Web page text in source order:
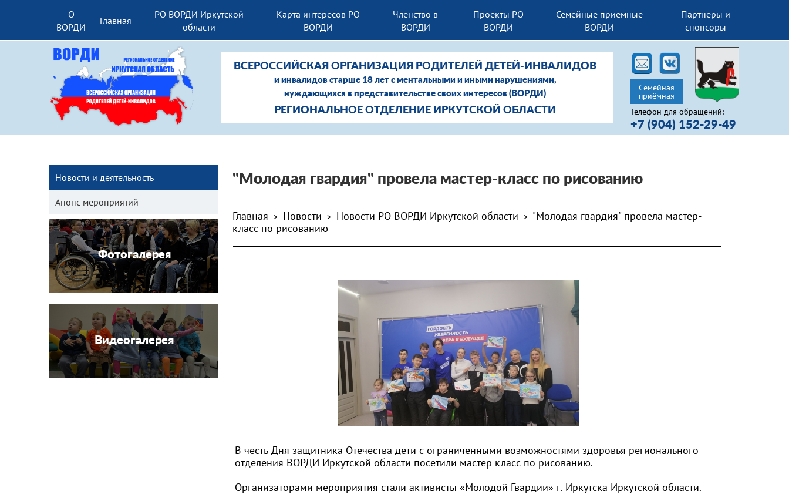
О
ВОРДИ
Главная
РО ВОРДИ Иркутской
области
Карта интересов РО
ВОРДИ
Членство в
ВОРДИ
Проекты РО
ВОРДИ
Семейные приемные
ВОРДИ
Партнеры и
спонсоры
Телефон для обращений:
+7 (904) 152-29-49
ВСЕРОССИЙСКАЯ ОРГАНИЗАЦИЯ РОДИТЕЛЕЙ ДЕТЕЙ-ИНВАЛИДОВ
и инвалидов старше 18 лет с ментальными и иными нарушениями,
нуждающихся в представительстве своих интересов (ВОРДИ)
РЕГИОНАЛЬНОЕ ОТДЕЛЕНИЕ ИРКУТСКОЙ ОБЛАСТИ
Семейная
приёмная
Новости и деятельность
Анонс мероприятий
Фотогалерея
Видеогалерея
"Молодая гвардия" провела мастер-класс по рисованию
Главная > Новости > Новости РО ВОРДИ Иркутской области > "Молодая гвардия" провела мастер-
класс по рисованию
В честь Дня защитника Отечества дети с ограниченными возможностями здоровья регионального
отделения ВОРДИ Иркутской области посетили мастер класс по рисованию.
Организаторами мероприятия стали активисты «Молодой Гвардии» г. Иркутска Иркутской области.